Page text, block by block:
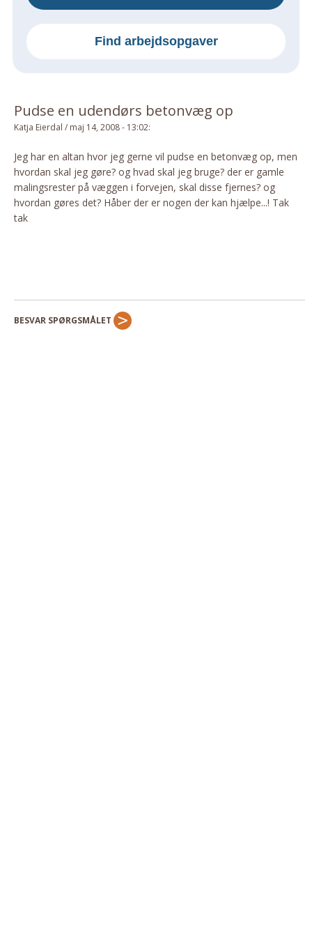
Om Materialer
HANDYMAN
Tips Og Tricks
Kemi
Andet
Båd
GARTNER
Find arbejdsopgaver
Pudse en udendørs betonvæg op
Katja Eierdal / maj 14, 2008 - 13:02:
Jeg har en altan hvor jeg gerne vil pudse en betonvæg op, men
hvordan skal jeg gøre? og hvad skal jeg bruge? der er gamle
malingsrester på væggen i forvejen, skal disse fjernes? og
hvordan gøres det? Håber der er nogen der kan hjælpe...! Tak
tak
BESVAR SPØRGSMÅLET